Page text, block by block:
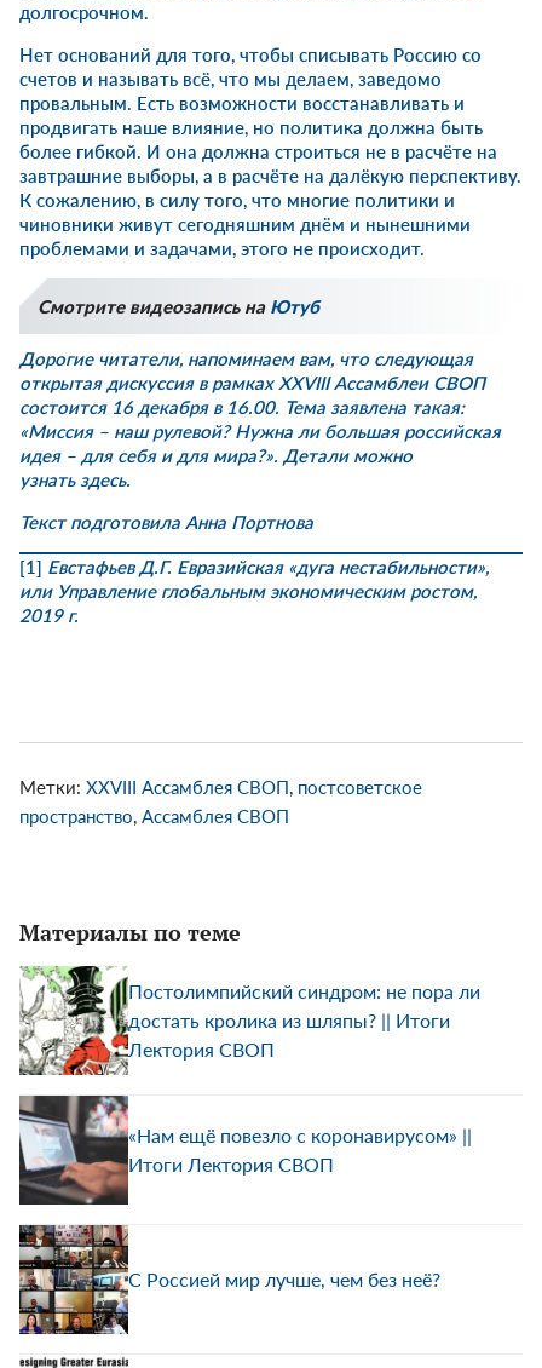
долгосрочном.
Нет оснований для того, чтобы списывать Россию со
счетов и называть всё, что мы делаем, заведомо
провальным. Есть возможности восстанавливать и
продвигать наше влияние, но политика должна быть
более гибкой. И она должна строиться не в расчёте на
завтрашние выборы, а в расчёте на далёкую перспективу.
К сожалению, в силу того, что многие политики и
чиновники живут сегодняшним днём и нынешними
проблемами и задачами, этого не происходит.
Смотрите видеозапись на Ютуб
Дорогие читатели, напоминаем вам, что следующая
открытая дискуссия в рамках XXVIII Ассамблеи СВОП
состоится 16 декабря в 16.00. Тема заявлена такая:
«Миссия – наш рулевой? Нужна ли большая российская
идея – для себя и для мира?». Детали можно
узнатьздесь.
Текст подготовила Анна Портнова
[1] Евстафьев Д.Г. Евразийская «дуга нестабильности»,
или Управление глобальным экономическим ростом,
2019 г.
Метки: XXVIII Ассамблея СВОП, постсоветское
пространство, Ассамблея СВОП
Материалы по теме
Постолимпийский синдром: не пора ли
достать кролика из шляпы? || Итоги
Лектория СВОП
«Нам ещё повезло с коронавирусом» ||
Итоги Лектория СВОП
С Россией мир лучше, чем без неё?